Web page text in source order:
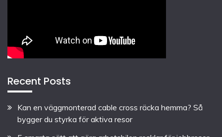
Recent Posts
Kan en väggmonterad cable cross räcka hemma? Så
bygger du styrka för aktiva resor